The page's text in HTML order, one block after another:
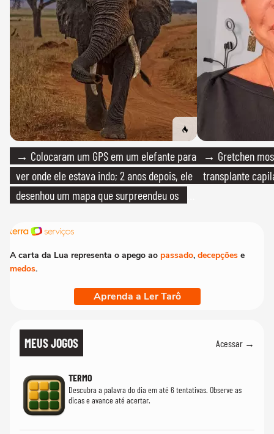
→ Colocaram um GPS em um elefante para
ver onde ele estava indo; 2 anos depois, ele
desenhou um mapa que surpreendeu os
→ Gretchen
transplante
A carta da Lua representa o apego ao passado, decepções e
medos.
Aprenda a Ler Tarô
MEUS JOGOS Acessar →
TERMO
Descubra a palavra do dia em até 6 tentativas. Observe as
dicas e avance até acertar.